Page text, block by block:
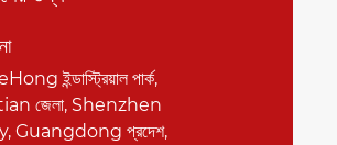
ইন্ডাস্ট্রিয়াল পার্ক,
জেলা, Shenzhen
Guangdong প্রদেশ,